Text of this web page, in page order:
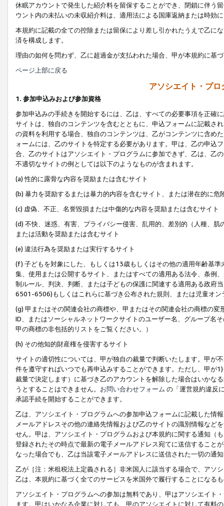
休眠アカウントで発生した紹介料を留保することができ、閉鎖に伴う
ウント内の未払いの未収紹介料は、適用法による国庫返納または時効
本規約に記載の全ての控除または留保により差し引かれたうえで乙に
済を構成します。
理由の如何を問わず、乙に超過金が支払われた場合、甲が本規約に基
ページ上部に戻る
アソシエイト・プ
1. 参加申込みおよび参加資格
参加申込みの手続きを開始するには、乙は、すべての必要事項を正確
サイトは、独自のコンテンツを含むとともに、申込フォームに記載さ
の資料を利用する場合、独自のコンテンツは、乙がコンテンツに含め
ォームには、乙のサイトを特定する必要があります。甲は、乙の申込
合、乙のサイトはアソシエイト・プログラムに参加できず、乙は、乙
不適切なサイトの例としては以下のようなものが含まれます。
(a) 性的に露骨な内容を奨励または含むサイト
(b) 暴力を奨励するまたは暴力的内容を含むサイト、または潜在的に
(c) 虚偽、不正、名誉毀損または中傷的な内容を奨励または含むサイト
(d) 不快、迷惑、有害、プライバシー侵害、乱用的、差別的（人種、
または活動を奨励または含むサイト
(e) 違法行為を奨励または実行するサイト
(f) 子どもを対象にした、もしくは13歳もしくはその他の適用年齢基
集、使用または公開するサイト、またはすべての適用ある法令、条例
制ルール、判決、判断、または子どもの保護に関連する適用ある政府
6501-6506)もしくはこれらに基づき公布された規則、または児童オン
(g) 甲またはその関連会社の商標や、甲またはその関連会社の商標の
ID、またはソーシャルネットワークサイトのユーザー名、グループ名
甲の商標の非包括的リストをご覧ください。）
(h) その他知的財産権を侵害するサイト
サイトの適切性については、甲が独自の裁量で判断いたします。甲が
件を遵守すればいつでも再申込みすることができます。ただし、甲が
裁量で決定します）に基づき乙のアカウントを解除した場合はいかな
うとすることはできません。 お問い合わせフォーム の「運営規約違反
承認手続を開始することができます。
乙は、アソシエイト・プログラムへの参加申込フォームに記載した情
メールアドレスその他の連絡先情報および乙のサイトの識別情報など
せん。甲は、アソシエイト・プログラムおよび本規約に関する通知（
登録されたその時点で最新の電子メールアドレス宛てに送信すること
なった場合でも、乙は当該電子メールアドレスに送信された一切の通
乙が［注：米租税法上定義される］非米国人に該当する場合で、アソ
乙は、本規約に基づく全てのサービスを米国外で履行することになる
アソシエイト・プログラムへの参加は無料であり、甲はアソシエイト
ます。甲はいかなる企業に対しても、甲のアソシエイトに対して有料